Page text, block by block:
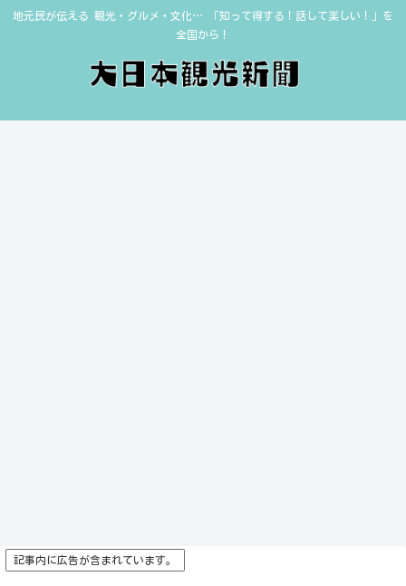
地元民が伝える 観光・グルメ・文化… 「知って得する！話して楽しい！」を
全国から！
記事内に広告が含まれています。